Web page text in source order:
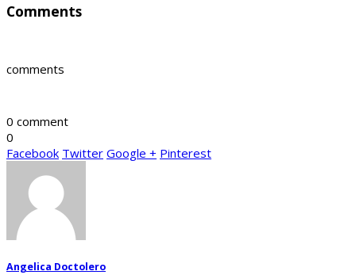
Comments
comments
0 comment
0
Facebook Twitter Google + Pinterest
Angelica Doctolero